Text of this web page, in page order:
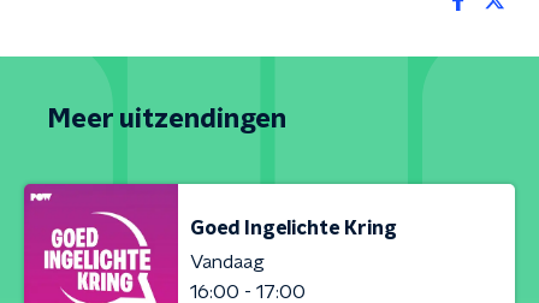
Meer uitzendingen
Goed Ingelichte Kring
Vandaag
16:00 - 17:00